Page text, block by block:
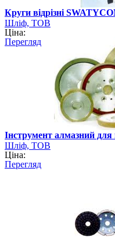
Круги відрізні
Шліф, ТОВ
Ціна:
Перегляд
Інструмент алмазний
Шліф, ТОВ
Ціна:
Перегляд